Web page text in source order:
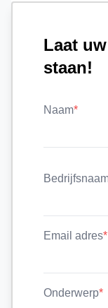
Laat
staan!
Naam*
Email adres*
Onderwerp*